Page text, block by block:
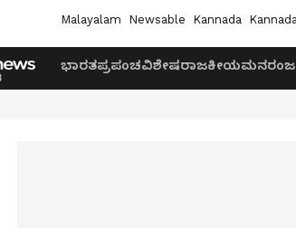
Malayalam Newsable Kannada
ಭಾರತಪ್ರಪಂಚವಿಶೇಷರಾಜಕೀಯ